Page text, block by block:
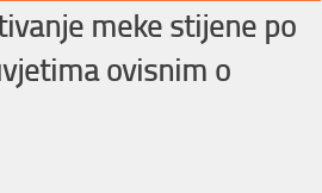
meke stijene po
ovisnim o